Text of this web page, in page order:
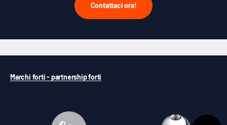
Contattaci ora!
Marchi forti - partnership forti